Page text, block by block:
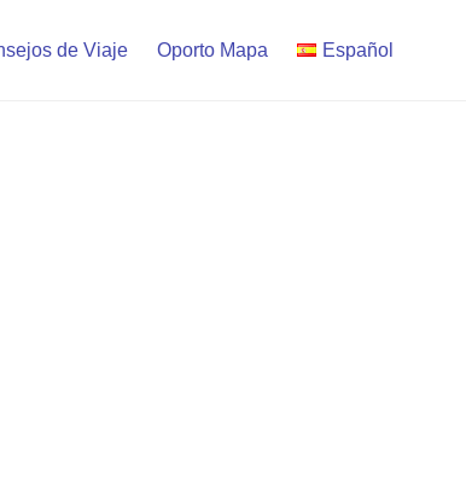
de Viaje Oporto Mapa Español